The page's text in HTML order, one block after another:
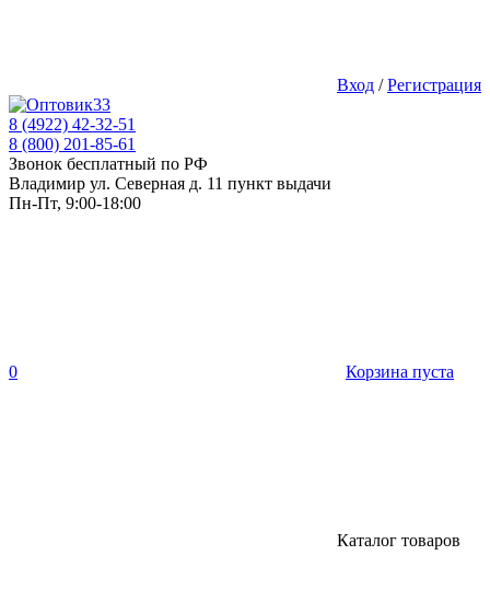
Вход /Регистрация
8 (4922) 42-32-51
8 (800) 201-85-61
Звонок бесплатный по РФ
Владимир ул. Северная д. 11 пункт выдачи
Пн-Пт, 9:00-18:00
0 Корзина пуста
Каталог товаров